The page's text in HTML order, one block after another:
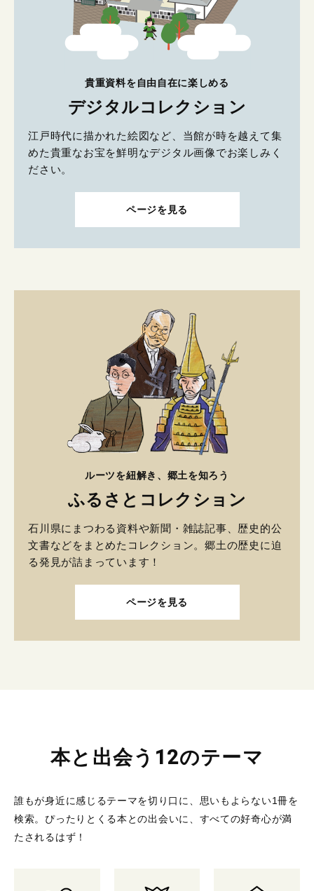
貴重資料を自由自在に楽しめる
デジタルコレクション
江戸時代に描かれた絵図など、当館が時を越えて集
めた貴重なお宝を鮮明なデジタル画像でお楽しみく
ださい。
ページを見る
ルーツを紐解き、郷土を知ろう
ふるさとコレクション
石川県にまつわる資料や新聞・雑誌記事、歴史的公
文書などをまとめたコレクション。郷土の歴史に迫
る発見が詰まっています！
ページを見る
本と出会う12のテーマ
誰もが身近に感じるテーマを切り口に、思いもよらない1冊を
検索。 ぴったりとくる本との出会いに、すべての好奇心が満
たされるはず！